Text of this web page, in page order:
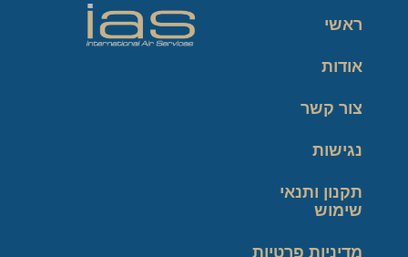
ראשי
אודות
צור קשר
נגישות
תקנון ותנאי
שימוש
מדיניות פרטיות